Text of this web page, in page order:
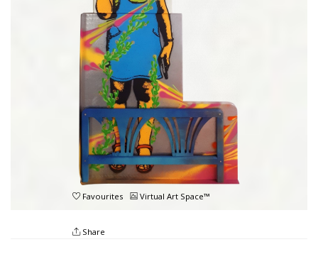
Favourites Virtual Art Space™
Share